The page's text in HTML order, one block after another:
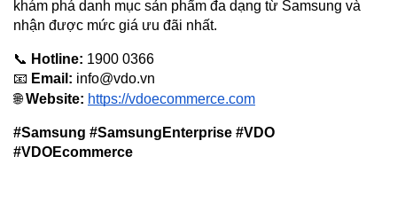
khám phá danh mục sản phẩm đa dạng từ Samsung và
nhận được mức giá ưu đãi nhất.
📞 Hotline: 1900 0366
📧 Email: info@vdo.vn
🌐 Website: https://vdoecommerce.com
#Samsung #SamsungEnterprise #VDO
#VDOEcommerce